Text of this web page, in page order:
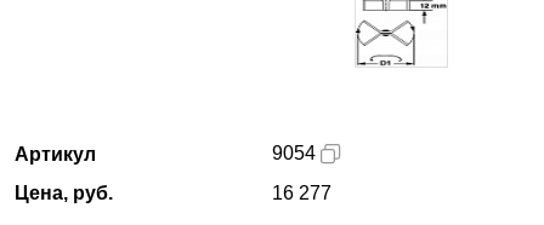
Артикул
Цена, руб.
9054
16 277